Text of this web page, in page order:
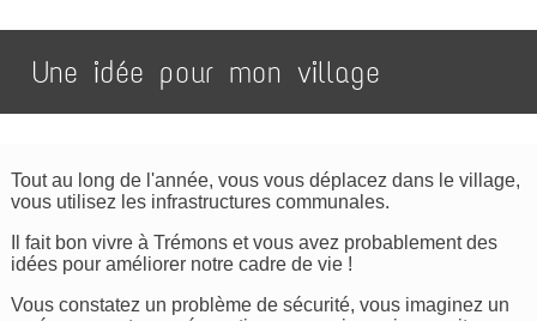
Une idée pour mon village
Tout au long de l'année, vous vous déplacez dans le village,
vous utilisez les infrastructures communales.
Il fait bon vivre à Trémons et vous avez probablement des
idées pour améliorer notre cadre de vie !
Vous constatez un problème de sécurité, vous imaginez un